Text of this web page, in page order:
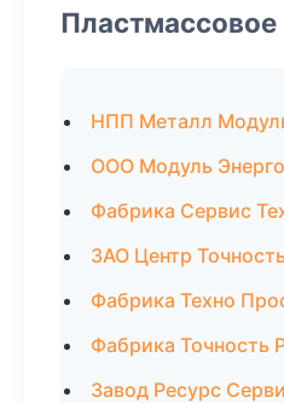
Пластмассовое
НПП Металл
ООО Модуль
Фабрика Сервис
ЗАО Центр
Фабрика Техно
Фабрика Точность
Завод Ресурс